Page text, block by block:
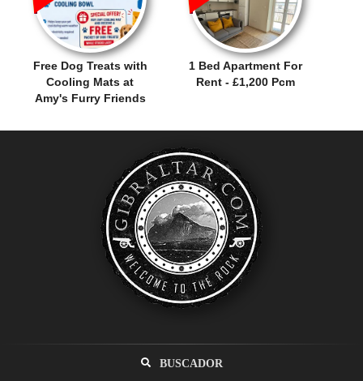
Free Dog Treats with
Cooling Mats at
Amy's Furry Friends
1 Bed Apartment For
Rent - £1,200 Pcm
BUSCADOR